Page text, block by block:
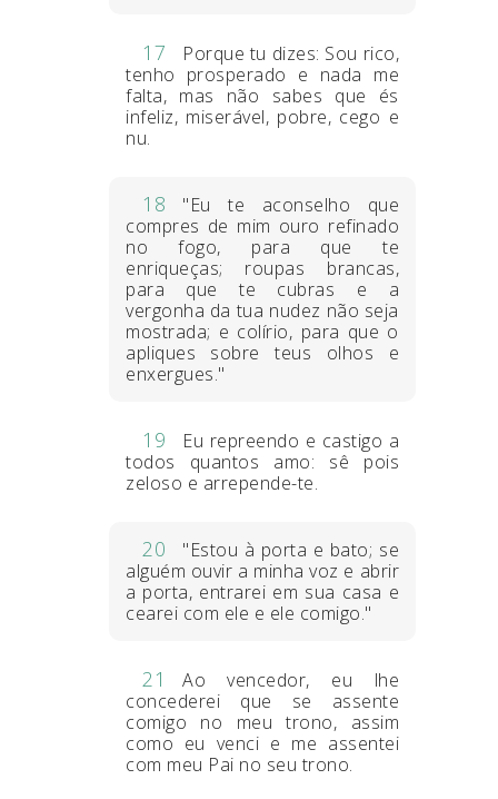
17
Porque tu dizes: Sou rico,
tenho prosperado e nada me
falta, mas não sabes que és
infeliz, miserável, pobre, cego e
nu.
18
"Eu te aconselho que
compres de mim ouro refinado
no fogo, para que te
enriqueças; roupas brancas,
para que te cubras e a
vergonha da tua nudez não seja
mostrada; e colírio, para que o
apliques sobre teus olhos e
enxergues."
19
Eu repreendo e castigo a
todos quantos amo: sê pois
zeloso e arrepende-te.
20
"Estou à porta e bato; se
alguém ouvir a minha voz e abrir
a porta, entrarei em sua casa e
cearei com ele e ele comigo."
21
Ao vencedor, eu lhe
concederei que se assente
comigo no meu trono, assim
como eu venci e me assentei
com meu Pai no seu trono.